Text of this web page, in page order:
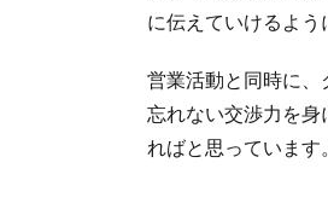
に伝えていけるよう
営業活動と同時に
忘れない交渉力を身
ればと思っています。